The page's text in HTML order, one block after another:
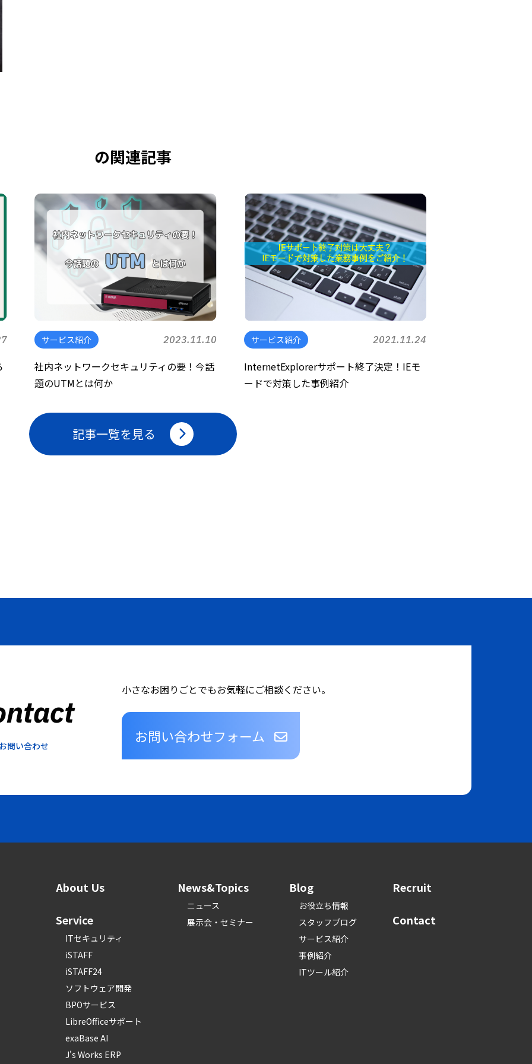
の関連記事
サービス紹介 2023.11.10
社内ネットワークセキュリティの要！今話
題のUTMとは何か
サービス紹介 2021.11.24
InternetExplorerサポート終了決定！IEモ
ードで対策した事例紹介
記事一覧を見る
問い合わせ
小さなお困りごとでもお気軽にご相談ください。
お問い合わせフォーム
About Us
Service
ITセキュリティ
iSTAFF
iSTAFF24
ソフトウェア開発
BPOサービス
LibreOfficeサポート
exaBase AI
J's Works ERP
News&Topics
ニュース
展示会・セミナー
Blog
お役立ち情報
スタッフブログ
サービス紹介
事例紹介
ITツール紹介
Recruit
Contact